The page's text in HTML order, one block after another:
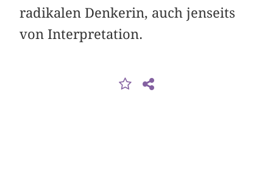
radikalen Denkerin, auch jenseits
von Interpretation.